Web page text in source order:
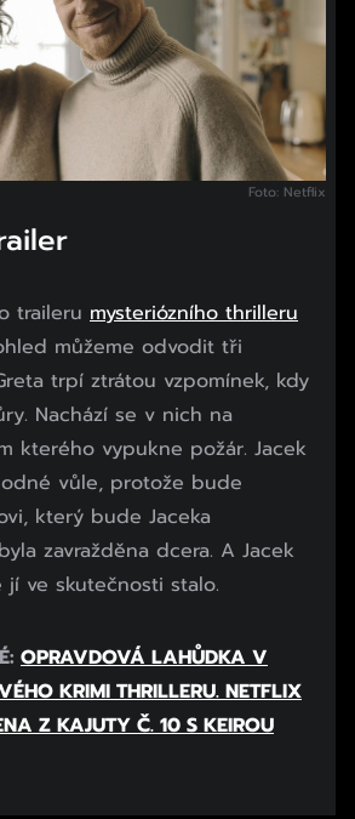
Foto: Netflix
traileru mysteriózního thrilleru
můžeme odvodit tři
trpí ztrátou vzpomínek, kdy
Nachází se v nich na
kterého vypukne požár. Jacek
vůle, protože bude
který bude Jaceka
zavražděna dcera. A Jacek
ve skutečnosti stalo.
OPRAVDOVÁ LAHŮDKA V
KRIMI THRILLERU. NETFLIX
Z KAJUTY Č. 10 S KEIROU